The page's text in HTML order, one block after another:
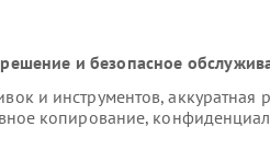
и безопасное
и инструментов, аккуратная
копирование,